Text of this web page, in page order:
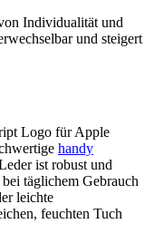
Individualität und
und steigert
Logo für Apple
handy
ist robust und
täglichem Gebrauch
leichte
feuchten Tuch